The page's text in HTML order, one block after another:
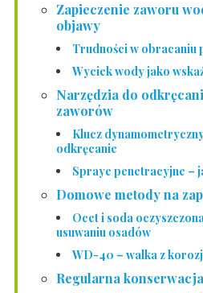
Zapieczenie zaworu
objawy
Trudności w obracaniu
Wyciek wody jako
Narzędzia do
zaworów
Klucz
odkręcanie
Spraye penetracyjne –
Domowe metody na
Ocet i soda
usuwaniu osadów
WD-40 – walka z
Regularna